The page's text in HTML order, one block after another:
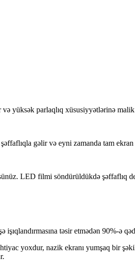
yüksək parlaqlıq xüsusiyyətlərinə
gəlir və eyni zamanda tam
LED filmi söndürüldükdə şəffaflıq
təsir etmədən 90%-ə
yoxdur, nazik ekranı yumşaq bir